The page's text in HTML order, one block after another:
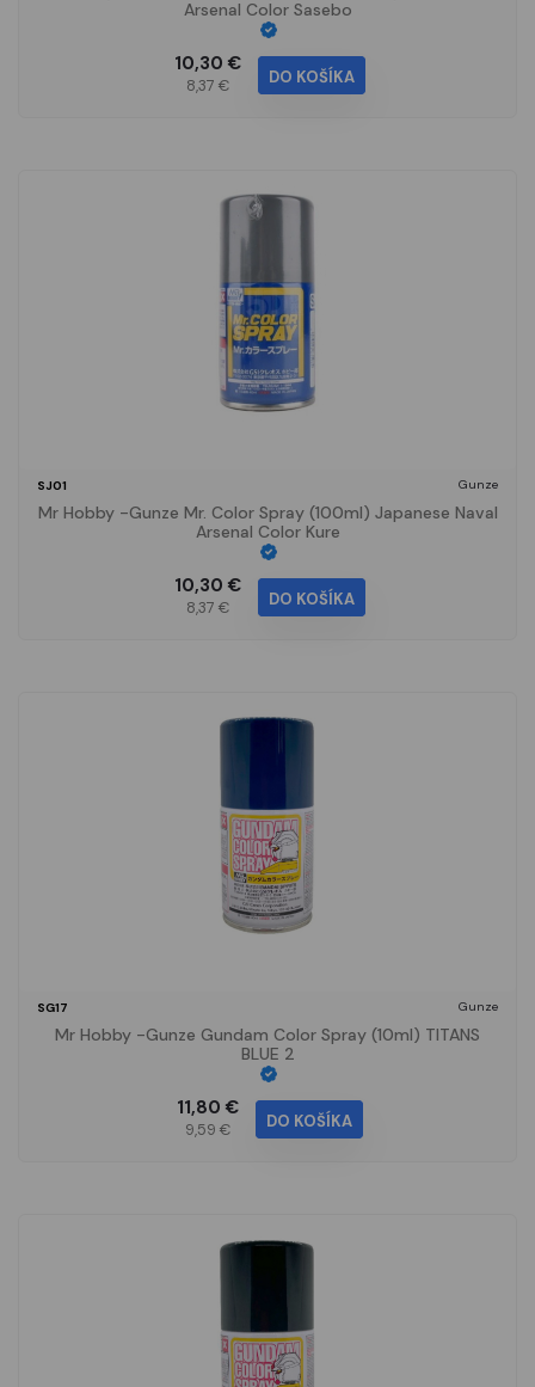
Arsenal Color Sasebo
10,30 €
8,37 € DO KOŠÍKA
SJ01 Gunze
Mr Hobby -Gunze Mr. Color Spray (100ml) Japanese Naval
Arsenal Color Kure
10,30 €
8,37 € DO KOŠÍKA
SG17 Gunze
Mr Hobby -Gunze Gundam Color Spray (10ml) TITANS
BLUE 2
11,80 €
9,59 € DO KOŠÍKA